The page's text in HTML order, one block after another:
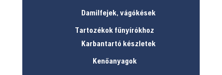
Damilfejek, vágókések
Tartozékok fűnyírókhoz
Karbantartó készletek
Kenőanyagok